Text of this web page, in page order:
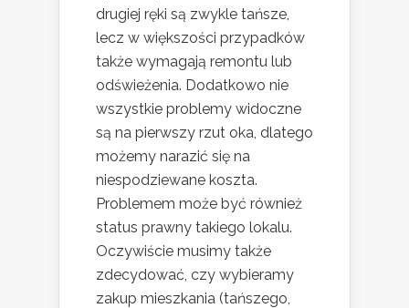
drugiej ręki są zwykle tańsze,
lecz w większości przypadków
także wymagają remontu lub
odświeżenia. Dodatkowo nie
wszystkie problemy widoczne
są na pierwszy rzut oka, dlatego
możemy narazić się na
niespodziewane koszta.
Problemem może być również
status prawny takiego lokalu.
Oczywiście musimy także
zdecydować, czy wybieramy
zakup mieszkania (tańszego,